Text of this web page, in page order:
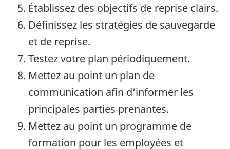
Établissez des objectifs de reprise clairs.
Définissez les stratégies de sauvegarde
et de reprise.
Testez votre plan périodiquement.
Mettez au point un plan de
communication afin d’informer les
principales parties prenantes.
Mettez au point un programme de
formation pour les employées et